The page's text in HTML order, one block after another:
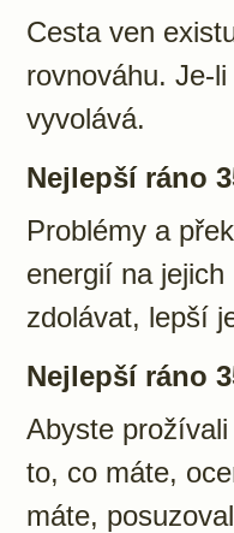
Cesta ven
rovnováhu. Je-
vyvolává.
Nejlepší ráno
Problémy a
energií na
zdolávat, lepší
Nejlepší ráno
Abyste
to, co máte,
máte,